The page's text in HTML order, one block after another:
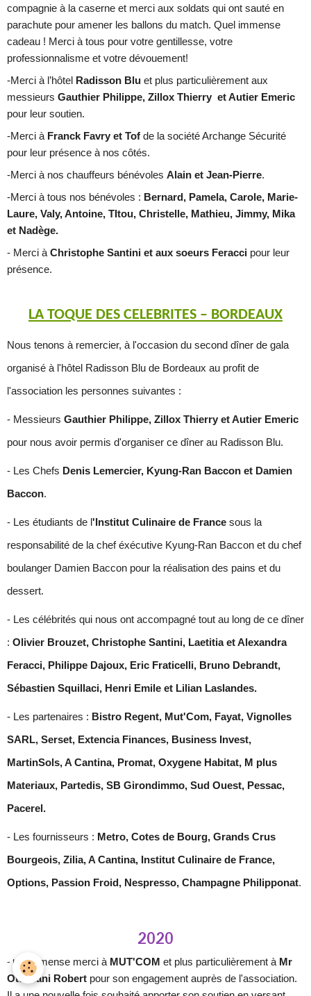
compagnie à la caserne et merci aux soldats qui ont sauté en
parachute pour amener les ballons du match. Quel immense
cadeau ! Merci à tous pour votre gentillesse, votre
professionnalisme et votre dévouement!
-Merci à l’hôtel
Radisson Blu et plus particulièrement aux
messieurs Gauthier Philippe, Zillox Thierry et Autier Emeric
pour leur soutien.
-Merci à Franck Favry et Tof de la société Archange Sécurité
pour leur présence à nos côtés.
-Merci à nos chauffeurs bénévoles Alain et Jean-Pierre.
-Merci àtous nos bénévoles : Bernard, Pamela, Carole, Marie-
Laure, Valy, Antoine, TItou, Christelle, Mathieu, Jimmy, Mika
et Nadège.
- Merci àChristophe Santini et aux soeurs Feracci pour leur
présence.
LA TOQUE DES CELEBRITES – BORDEAUX
Nous tenons à remercier, à l'occasion du second dîner de gala
organisé à l'hôtel Radisson Blu de Bordeaux au profit de
l'association les personnes suivantes :
- Messieurs Gauthier Philippe, Zillox Thierry et Autier Emeric
pour nous avoir permis d'organiser ce dîner au Radisson Blu.
- Les Chefs Denis Lemercier, Kyung-Ran Baccon et Damien
Baccon.
- Les étudiants de l 'Institut Culinaire de France sous la
responsabilité de la chef éxécutive Kyung-Ran Baccon et du chef
boulanger Damien Baccon pour la réalisation des pains et du
dessert.
- Les célébrités qui nous ont accompagné tout au long de ce dîner
: Olivier Brouzet, Christophe Santini, Laetitia et Alexandra
Feracci, Philippe Dajoux, Eric Fraticelli, Bruno Debrandt,
Sébastien Squillaci, Henri Emile et Lilian Laslandes.
- Les partenaires : Bistro Regent, Mut'Com, Fayat, Vignolles
SARL, Serset, Extencia Finances, Business Invest,
MartinSols, A Cantina, Promat, Oxygene Habitat, M plus
Materiaux, Partedis, SB Girondimmo, Sud Ouest, Pessac,
Pacerel.
- Les fournisseurs : Metro, Cotes de Bourg, Grands Crus
Bourgeois, Zilia, A Cantina, Institut Culinaire de France,
Options, Passion Froid, Nespresso, Champagne Philipponat.
2020
- U n immense merci à MUT'COM et plus particulièrement à Mr
Ottaviani Robert pour son engagement auprès de l'association.